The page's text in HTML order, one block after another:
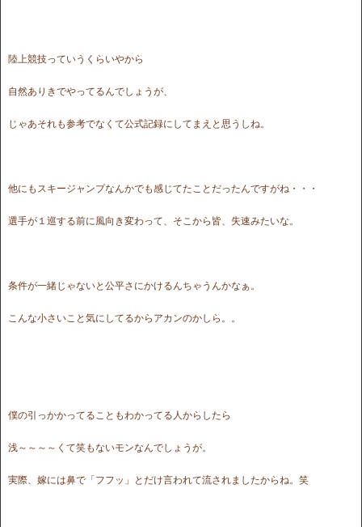
陸上競技っていうくらいやから
自然ありきでやってるんでしょうが、
じゃあそれも参考でなくて公式記録にしてまえと思うしね。
他にもスキージャンプなんかでも感じてたことだったんですがね・・・
選手が１巡する前に風向き変わって、そこから皆、失速みたいな。
条件が一緒じゃないと公平さにかけるんちゃうんかなぁ。
こんな小さいこと気にしてるからアカンのかしら。。
僕の引っかかってることもわかってる人からしたら
浅～～～～くて笑もないモンなんでしょうが。
実際、嫁には鼻で「フフッ」とだけ言われて流されましたからね。笑